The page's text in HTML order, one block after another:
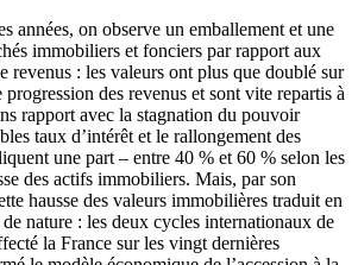
années, on observe un emballement et une
immobiliers et fonciers par rapport aux
revenus : les valeurs ont plus que doublé sur
des revenus et sont vite repartis à
rapport avec la stagnation du pouvoir
taux d’intérêt et le rallongement des
une part – entre 40 % et 60 % selon les
des actifs immobiliers. Mais, par son
hausse des valeurs immobilières traduit en
nature : les deux cycles internationaux de
la France sur les vingt dernières